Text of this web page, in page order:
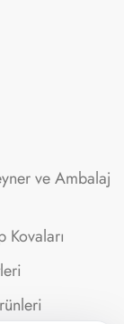
ve Ambalaj
Kovaları